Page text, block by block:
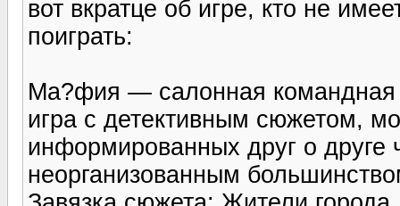
вот вкратце об игре, кто не
поиграть:
Ма?фия — салонная командная
игра с детективным сюжетом,
информированных друг о друге
неорганизованным